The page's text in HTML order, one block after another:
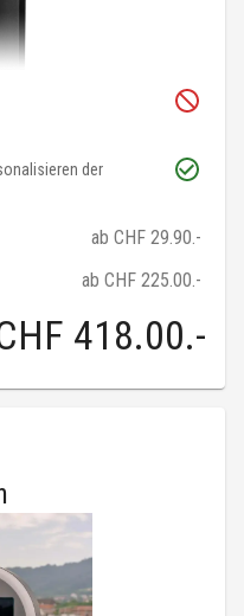
der
ab CHF 29.90.-
ab CHF 225.00.-
418.00.-